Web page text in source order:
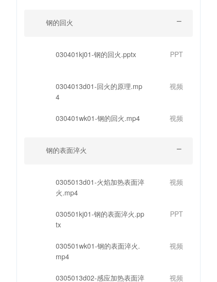
钢的回火
030401kj01-钢的回火.pptx PPT
0304013d01-回火的原理.mp
4
视频
030401wk01-钢的回火.mp4 视频
钢的表面淬火
0305013d01-火焰加热表面淬
火.mp4
视频
030501kj01-钢的表面淬火.pp
tx
PPT
030501wk01-钢的表面淬火.
mp4
视频
0305013d02-感应加热表面淬 视频